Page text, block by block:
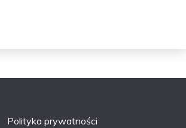
Polityka prywatności